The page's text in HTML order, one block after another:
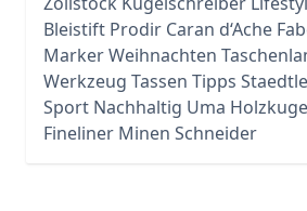
Bleistift Prodir Caran d‘Ache
MarkerWeihnachten
Werkzeug Tassen Tipps
Sport Nachhaltig Uma
Fineliner Minen Schneider